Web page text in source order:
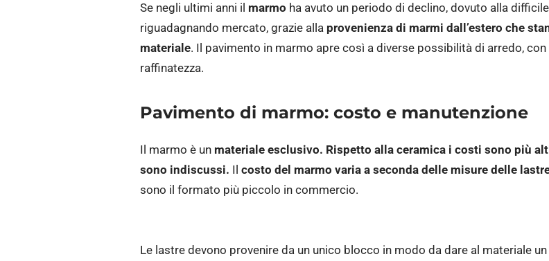
Se negli ultimi anni il marmo ha avuto un periodo di declino, dovuto alla
riguadagnando mercato, grazie alla provenienza di marmi dall’estero che
materiale. Il pavimento in marmo apre così a diverse possibilità di arredo, con
raffinatezza.
Pavimento di marmo: costo e manutenzione
Il marmo è un materiale esclusivo. Rispetto alla ceramica i costi sono più
sono indiscussi. Il costo del marmo varia a seconda delle misure delle
sono il formato più piccolo in commercio.
Le lastre devono provenire da un unico blocco in modo da dare al materiale